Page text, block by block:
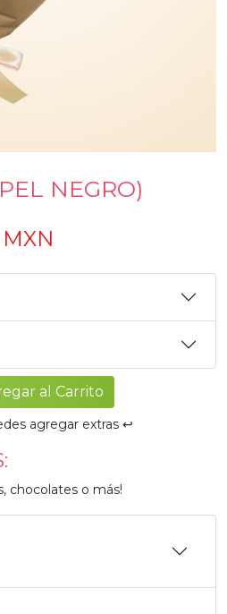
NEGRO)
al Carrito
agregar extras ↩️
chocolates o más!